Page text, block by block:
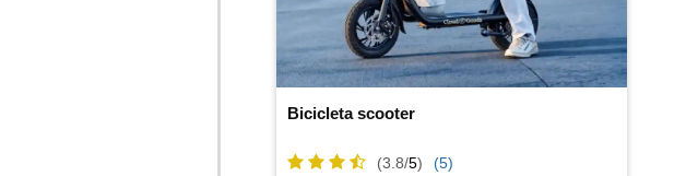
Bicicleta scooter
(3.8/5) (5)